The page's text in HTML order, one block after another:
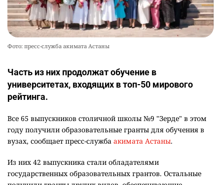
Фото: пресс-служба акимата Астаны
Часть из них продолжат обучение в
университетах, входящих в топ-50 мирового
рейтинга.
Все 65 выпускников столичной школы №9 "Зерде" в этом
году получили образовательные гранты для обучения в
вузах, сообщает пресс-служба акимата Астаны.
Из них 42 выпускника стали обладателями
государственных образовательных грантов. Остальные